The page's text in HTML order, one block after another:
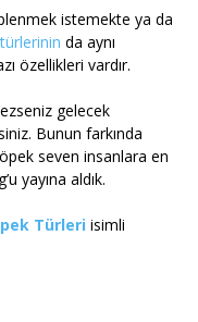
istemekte ya da
da aynı
özellikleri vardır.
gelecek
Bunun farkında
seven insanlara en
yayına aldık.
Türleri isimli